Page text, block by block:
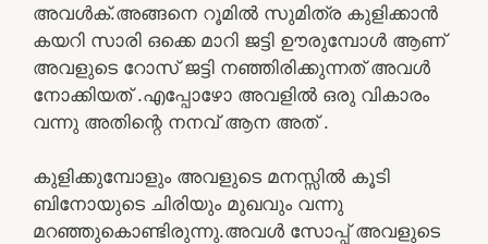
അവൾക്.അങ്ങനെ റൂമിൽ സുമിത്ര കുളിക്കാൻ
കയറി സാരി ഒക്കെ മാറി ജട്ടി ഊരുമ്പോൾ ആണ്
അവളുടെ റോസ് ജട്ടി നഞ്ഞിരിക്കുന്നത് അവൾ
നോക്കിയത് .എപ്പോഴോ അവളിൽ ഒരു വികാരം
വന്നു അതിന്റെ നനവ് ആന അത് .
കുളിക്കുമ്പോളും അവളുടെ മനസ്സിൽ കൂടി
ബിനോയുടെ ചിരിയും മുഖവും വന്നു
മറഞ്ഞുകൊണ്ടിരുന്നു.അവൾ സോപ്പ് അവളുടെ